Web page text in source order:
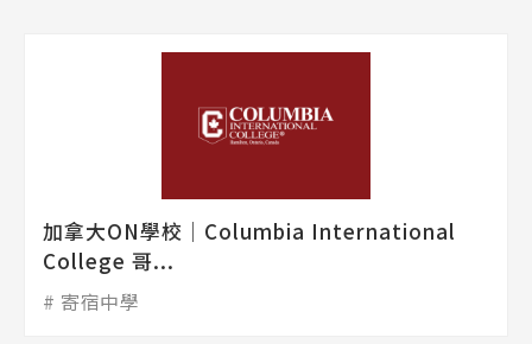
加拿大ON學校│Columbia International
College 哥...
寄宿中學